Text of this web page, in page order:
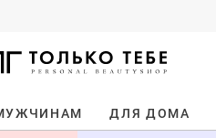
ДЛЯ ДОМА